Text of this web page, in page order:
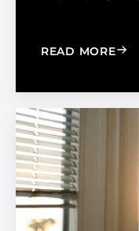
READ MORE: